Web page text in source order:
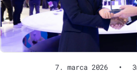
7. marca 2026 •